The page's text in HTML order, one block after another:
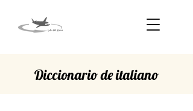
Diccionario de italiano